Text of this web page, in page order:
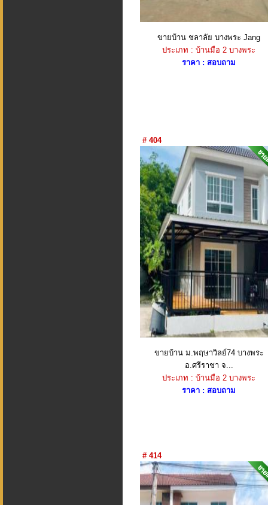
ขายบ้าน ชลาลัย บางพระ Jang
ประเภท : บ้านมือ 2 บางพระ
ราคา : สอบถาม
# 404
ขายบ้าน ม.พฤษาวิลย์74 บางพระ
อ.ศรีราชา จ...
ประเภท : บ้านมือ 2 บางพระ
ราคา : สอบถาม
# 414